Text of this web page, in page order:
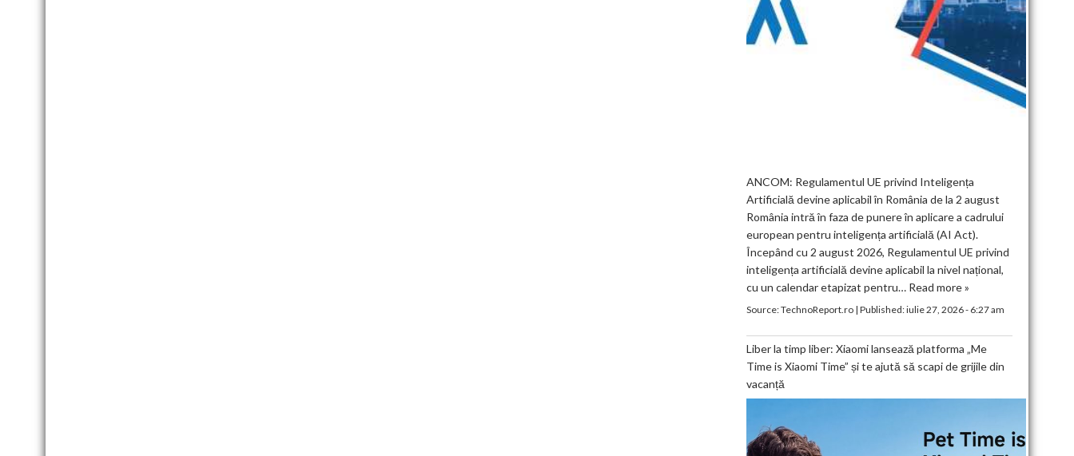
ANCOM: Regulamentul UE privind Inteligența
Artificială devine aplicabil în România de la 2 august
România intră în faza de punere în aplicare a cadrului
european pentru inteligența artificială (AI Act).
Începând cu 2 august 2026, Regulamentul UE privind
inteligența artificială devine aplicabil la nivel național,
cu un calendar etapizat pentru… Read more »
Source:TechnoReport.ro| Published:iulie 27, 2026 - 6:27 am
Liber la timp liber: Xiaomi lansează platforma „Me
Time is Xiaomi Time” și te ajută să scapi de grijile din
vacanță